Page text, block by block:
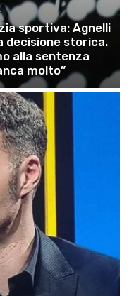
sportiva: Agnelli
decisione storica.
alla sentenza
molto”